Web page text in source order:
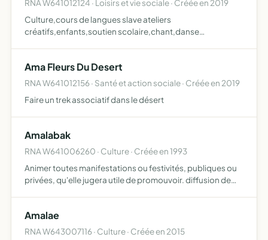
RNA W641012124 · Loisirs et vie sociale · Créée en 2019
Culture,cours de langues slave ateliers
créatifs,enfants,soutien scolaire,chant,danse
cinéma,club d'échecs conférences,…
Ama Fleurs Du Desert
RNA W641012156 · Santé et action sociale · Créée en 2019
Faire un trek associatif dans le désert
Amalabak
RNA W641006260 · Culture · Créée en 1993
Animer toutes manifestations ou festivités, publiques ou
privées, qu'elle jugera utile de promouvoir. diffusion de
Amalae
RNA W643007116 · Culture · Créée en 2015